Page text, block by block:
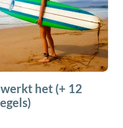
het (+ 12